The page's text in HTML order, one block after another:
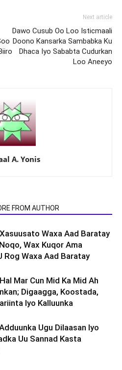
Next article
Dawo Cusub Oo Loo Isticmaali
Doono Kansarka Sambabka Ku
Dhaca Iyo Sababta Cudurkan
Loo Aneeyo
A. Yonis
FROM AUTHOR
Waxa Aad Baratay
Wax Kuqor Ama
Rog Waxa Aad Baratay
Mar Cun Mid Ka Mid Ah
Digaagga, Koostada,
Iyo Kalluunka
Ugu Dilaasan Iyo
Uu Sannad Kasta